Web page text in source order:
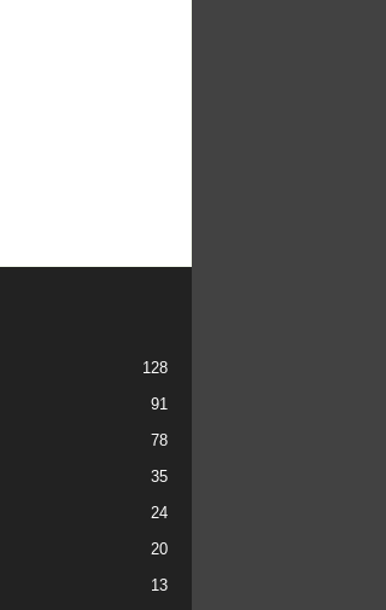
128
91
78
35
24
20
13